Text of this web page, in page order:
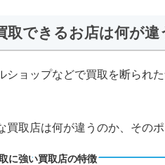
取できるお店は何が違
ショップなどで買取を断られ
買取店は何が違うのか、その
に強い買取店の特徴